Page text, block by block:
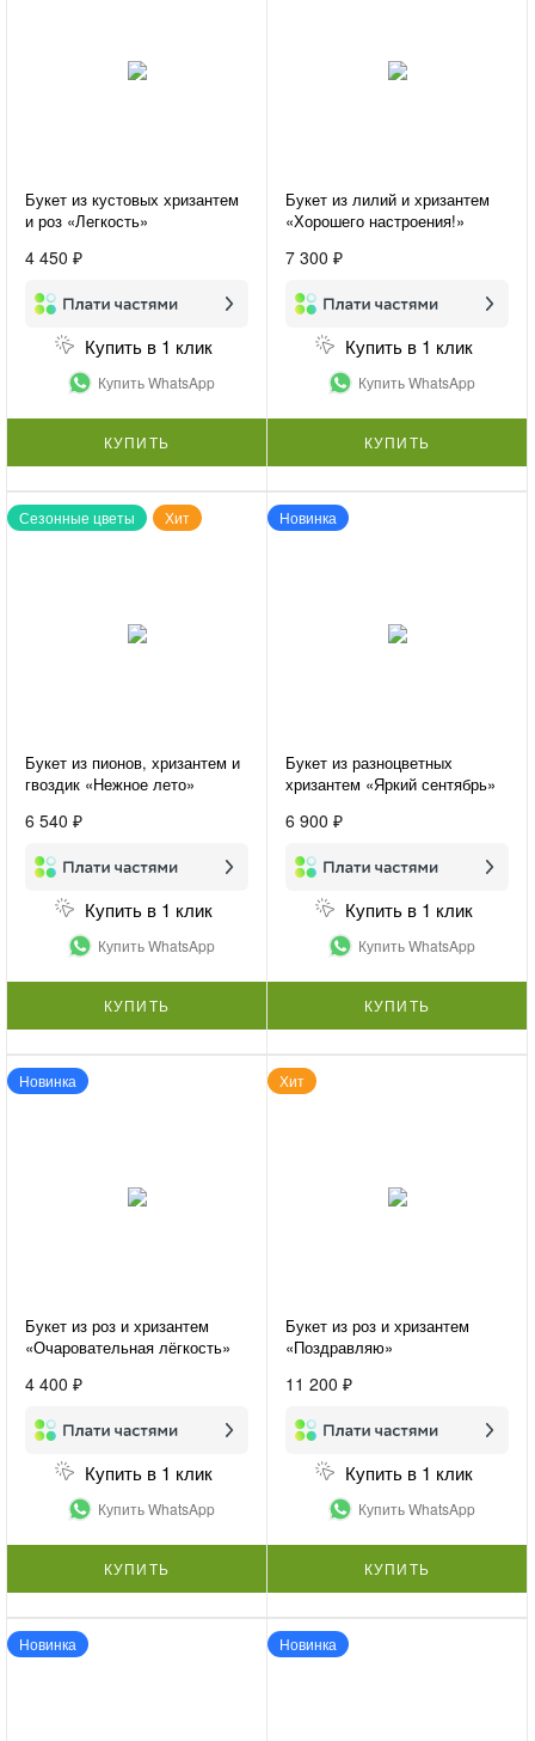
Букет из кустовых хризантем
и роз «Легкость»
4 450 ₽
Купить в 1 клик
Купить WhatsApp
КУПИТЬ
Букет из лилий и хризантем
«Хорошего настроения!»
7 300 ₽
Купить в 1 клик
Купить WhatsApp
КУПИТЬ
Сезонные цветы Хит
Букет из пионов, хризантем и
гвоздик «Нежное лето»
6 540 ₽
Купить в 1 клик
Купить WhatsApp
КУПИТЬ
Новинка
Букет из разноцветных
хризантем «Яркий сентябрь»
6 900 ₽
Купить в 1 клик
Купить WhatsApp
КУПИТЬ
Новинка
Букет из роз и хризантем
«Очаровательная лёгкость»
4 400 ₽
Купить в 1 клик
Купить WhatsApp
КУПИТЬ
Хит
Букет из роз и хризантем
«Поздравляю»
11 200 ₽
Купить в 1 клик
Купить WhatsApp
КУПИТЬ
Новинка Новинка